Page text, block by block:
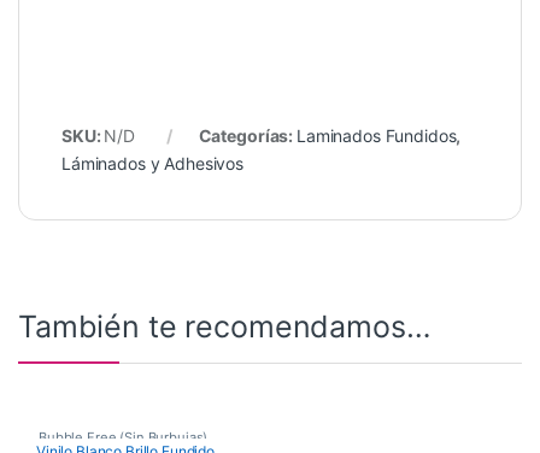
SKU: N/D Categorías: Laminados Fundidos,
Láminados y Adhesivos
También te recomendamos…
Bubble Free (Sin Burbujas)